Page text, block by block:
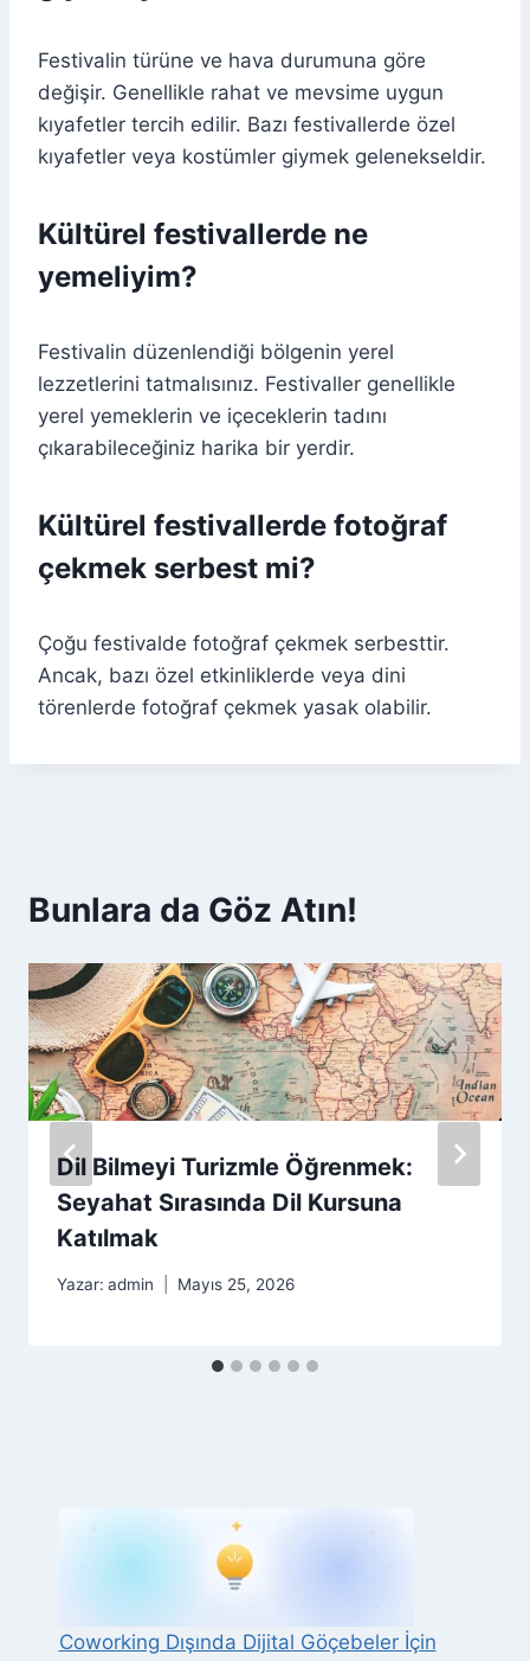
Festivalin türüne ve hava durumuna göre
değişir. Genellikle rahat ve mevsime uygun
kıyafetler tercih edilir. Bazı festivallerde özel
kıyafetler veya kostümler giymek gelenekseldir.
Kültürel festivallerde ne
yemeliyim?
Festivalin düzenlendiği bölgenin yerel
lezzetlerini tatmalısınız. Festivaller genellikle
yerel yemeklerin ve içeceklerin tadını
çıkarabileceğiniz harika bir yerdir.
Kültürel festivallerde fotoğraf
çekmek serbest mi?
Çoğu festivalde fotoğraf çekmek serbesttir.
Ancak, bazı özel etkinliklerde veya dini
törenlerde fotoğraf çekmek yasak olabilir.
Bunlara da Göz Atın!
Dil Bilmeyi Turizmle Öğrenmek:
Seyahat Sırasında Dil Kursuna
Katılmak
Yazar: admin Mayıs 25, 2026
Coworking Dışında Dijital Göçebeler İçin